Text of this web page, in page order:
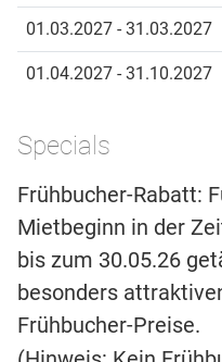
01.03.2027 - 31.03.2027
01.04.2027 - 31.10.2027
Specials
Frühbucher-Rabatt:
Mietbeginn in der
bis zum 30.05.26
besonders
Frühbucher-Preise.